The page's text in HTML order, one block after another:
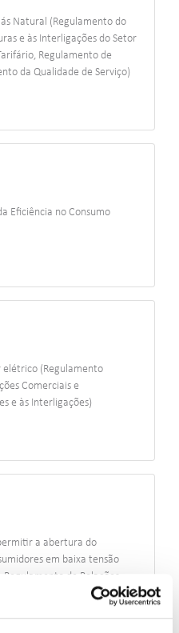
Natural (Regulamento do
e às Interligações do Setor
Regulamento de
da Qualidade de Serviço)
Eficiência no Consumo
elétrico (Regulamento
Comerciais e
e às Interligações)
a abertura do
em baixa tensão
de Relações
às Redes e às